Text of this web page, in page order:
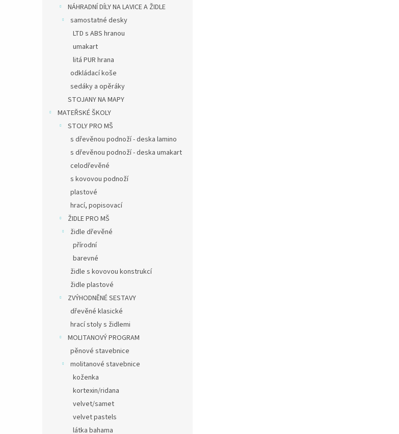
NÁHRADNÍ DÍLY NA LAVICE A ŽIDLE
samostatné desky
LTD s ABS hranou
umakart
litá PUR hrana
odkládací koše
sedáky a opěráky
STOJANY NA MAPY
MATEŘSKÉ ŠKOLY
STOLY PRO MŠ
s dřevěnou podnoží - deska lamino
s dřevěnou podnoží - deska umakart
celodřevěné
s kovovou podnoží
plastové
hrací, popisovací
ŽIDLE PRO MŠ
židle dřevěné
přírodní
barevné
židle s kovovou konstrukcí
židle plastové
ZVÝHODNĚNÉ SESTAVY
dřevěné klasické
hrací stoly s židlemi
MOLITANOVÝ PROGRAM
pěnové stavebnice
molitanové stavebnice
koženka
kortexin/ridana
velvet/samet
velvet pastels
látka bahama